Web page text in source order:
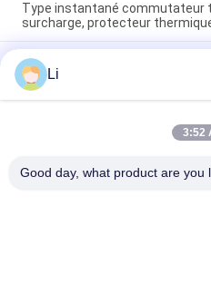
Type instantané commutateur
surcharge, protecteur
Type normalement ouvert de
thermique de boîtier en
d'éclairage
Le courant ascendant
RoHS de commutateur/de
Li
3:52
Good day, what product are you